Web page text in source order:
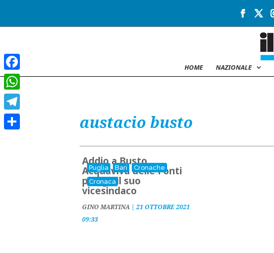
HOME NAZIONALE
austacio busto
Puglia Bari
Cronache
Cronaca
Addio a Busto,
Acquaviva delle Fonti
piange il suo
vicesindaco
GINO MARTINA | 21 OTTOBRE 2021
09:33
Facebook
WhatsApp
Telegram